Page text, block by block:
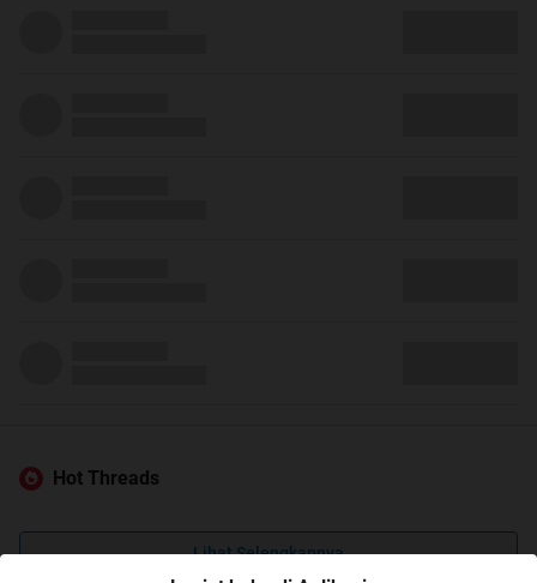
Hot Threads
Lihat Selengkapnya